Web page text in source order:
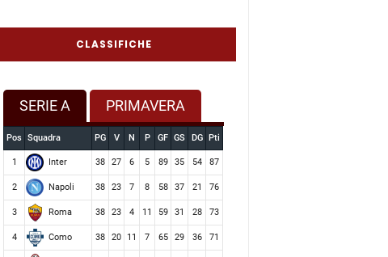
CLASSIFICHE
SERIE A PRIMAVERA
Pos Squadra PG V N P GF GS DG Pti
1 Inter 38 27 6 5 89 35 54 87
2 Napoli 38 23 7 8 58 37 21 76
3 Roma 38 23 4 11 59 31 28 73
4 Como 38 20 11 7 65 29 36 71